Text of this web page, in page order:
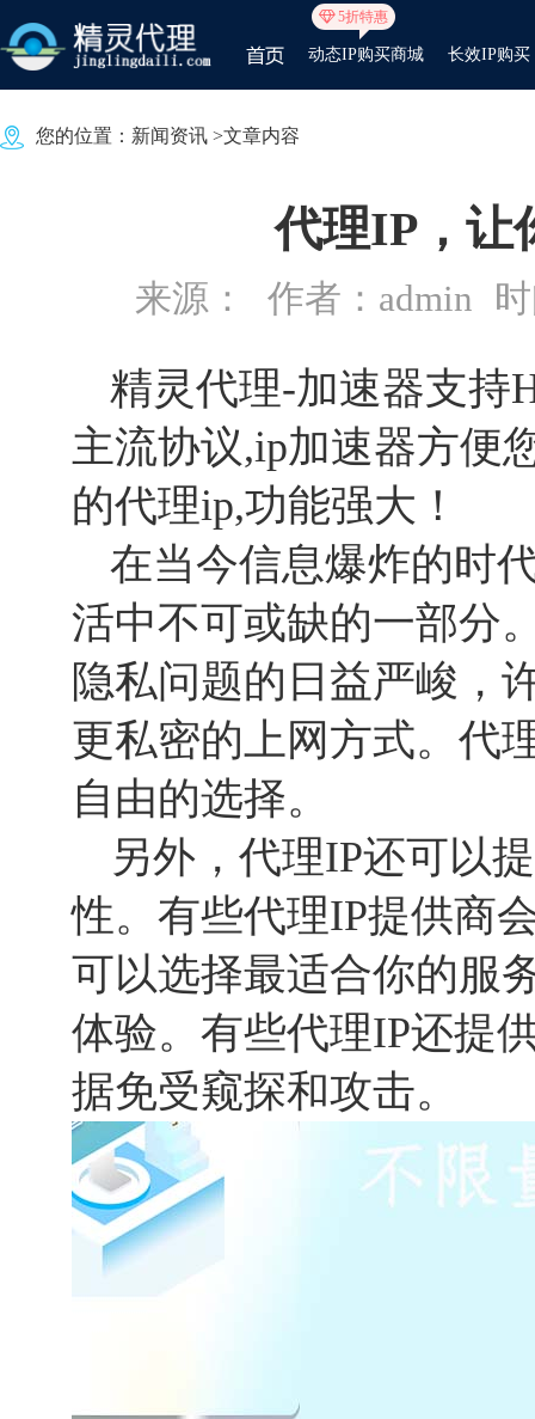
5折特惠
动态IP购买商城 长效IP购买
您的位置： 新闻资讯 >文章内容
代理IP，让
来源： 作者：admin
精灵代理-加速器支持
主流协议,ip加速器方便
的代理ip,功能强大！
在当今信息爆炸的时
活中不可或缺的一部分
隐私问题的日益严峻，
更私密的上网方式。代
自由的选择。
另外，代理IP还可以
性。有些代理IP提供商
可以选择最适合你的服
体验。有些代理IP还提
据免受窥探和攻击。